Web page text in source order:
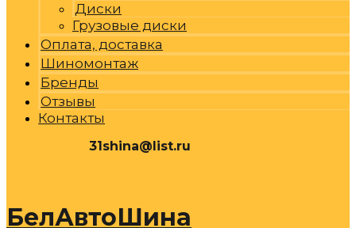
Диски
Грузовые диски
Оплата, доставка
Шиномонтаж
Бренды
Отзывы
Контакты
31shina@list.ru
БелАвтоШина